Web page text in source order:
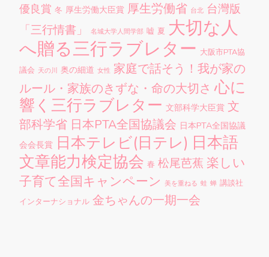
優良賞 冬 厚生労働大臣賞 厚生労働省 台北 台灣版
「三行情書」
名城大学人間学部 嘘 夏 大切な人
へ贈る三行ラブレター 大阪市PTA協
議会 天の川 奥の細道 女性 家庭で話そう！我が家の
ルール・家族のきずな・命の大切さ 心に
響く三行ラブレター 文部科学大臣賞 文
部科学省 日本PTA全国協議会 日本PTA全国協議
会会長賞 日本テレビ(日テレ) 日本語
文章能力検定協会 春 松尾芭蕉 楽しい
子育て全国キャンペーン 美を重ねる 蛙 蝉 講談社
インターナショナル 金ちゃんの一期一会